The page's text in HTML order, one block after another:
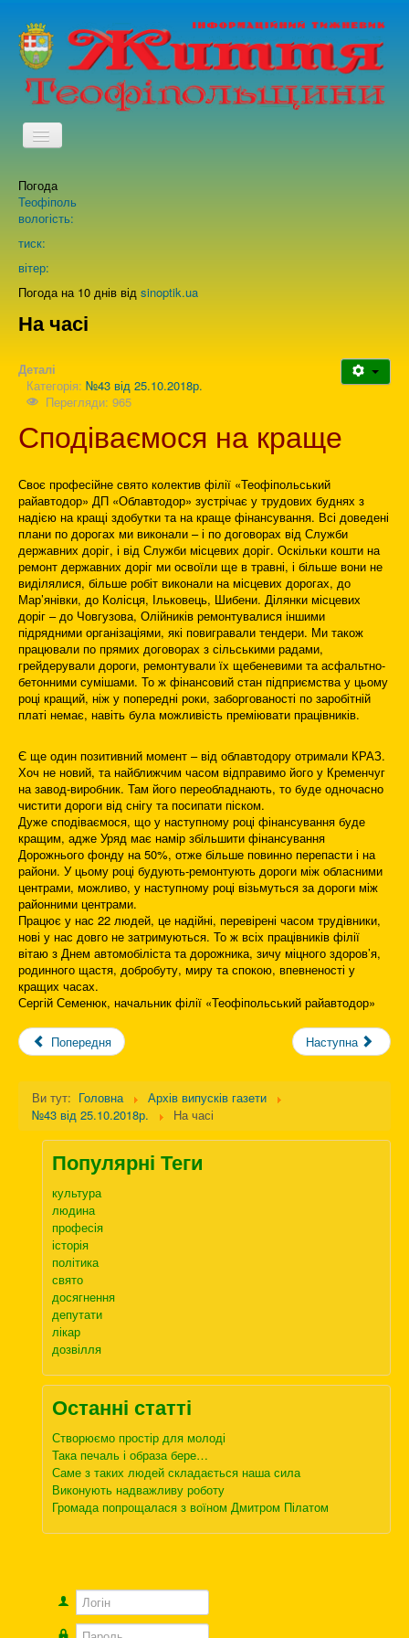
TPL_PROTOSTAR_TOGGLE_MENU
Про нас
Погода
Теофіполь
вологість:
тиск:
вітер:
Погода на 10 днів від sinoptik.ua
На часі
Деталі
Категорія: №43 від 25.10.2018р.
Перегляди: 965
Сподіваємося на краще
Своє професійне свято колектив філії «Теофіпольський
райавтодор» ДП «Облавтодор» зустрічає у трудових буднях з
надією на кращі здобутки та на краще фінансування. Всі доведені
плани по дорогах ми виконали – і по договорах від Служби
державних доріг, і від Служби місцевих доріг. Оскільки кошти на
ремонт державних доріг ми освоїли ще в травні, і більше вони не
виділялися, більше робіт виконали на місцевих дорогах, до
Мар’янівки, до Колісця, Ільковець, Шибени. Ділянки місцевих
доріг – до Човгузова, Олійників ремонтувалися іншими
підрядними організаціями, які повигравали тендери. Ми також
працювали по прямих договорах з сільськими радами,
грейдерували дороги, ремонтували їх щебеневими та асфальтно-
бетонними сумішами. То ж фінансовий стан підприємства у цьому
році кращий, ніж у попередні роки, заборгованості по заробітній
платі немає, навіть була можливість преміювати працівників.
Є ще один позитивний момент – від облавтодору отримали КРАЗ.
Хоч не новий, та найближчим часом відправимо його у Кременчуг
на завод-виробник. Там його переобладнають, то буде одночасно
чистити дороги від снігу та посипати піском.
Дуже сподіваємося, що у наступному році фінансування буде
кращим, адже Уряд має намір збільшити фінансування
Дорожнього фонду на 50%, отже більше повинно перепасти і на
райони. У цьому році будують-ремонтують дороги між обласними
центрами, можливо, у наступному році візьмуться за дороги між
районними центрами.
Працює у нас 22 людей, це надійні, перевірені часом трудівники,
нові у нас довго не затримуються. То ж всіх працівників філії
вітаю з Днем автомобіліста та дорожника, зичу міцного здоров’я,
родинного щастя, добробуту, миру та спокою, впевненості у
кращих часах.
Сергій Семенюк, начальник філії «Теофіпольський райавтодор»
Попередня Наступна
Ви тут: Головна
Архів випусків газети
№43 від 25.10.2018р.
На часі
Популярні Теги
культура
людина
професія
історія
політика
свято
досягнення
депутати
лікар
дозвілля
Останні статті
Створюємо простір для молоді
Така печаль і образа бере…
Саме з таких людей складається наша сила
Виконують надважливу роботу
Громада попрощалася з воїном Дмитром Пілатом
Логін